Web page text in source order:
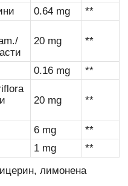
0.64 mg
**
20 mg **
0.16 mg
**
20 mg **
6 mg
**
1 mg
**
лимонена